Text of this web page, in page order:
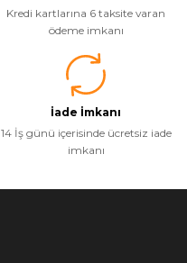
Kredi kartlarına 6 taksite varan
ödeme imkanı
İade İmkanı
14 İş günü içerisinde ücretsiz iade
imkanı